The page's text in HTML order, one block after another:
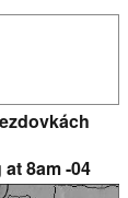
8am -04